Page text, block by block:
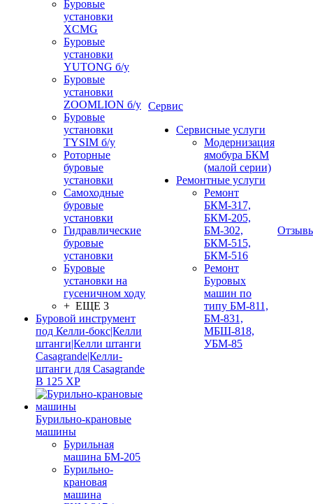
Буровые
установки
XCMG
Буровые
установки
YUTONG б/у
Буровые
установки
ZOOMLION б/у
Буровые
установки
TYSIM б/у
Роторные
буровые
установки
Самоходные
буровые
установки
Гидравлические
буровые
установки
Буровые
установки на
гусеничном ходу
+ ЕЩЕ 3
Буровой инструмент
под Келли-бокс|Келли
штанги|Келли штанги
Casagrande|Келли-
штанги для Casagrande
B 125 XP
Бурильно-крановые
машины
Бурильная
машина БМ-205
Бурильно-
крановая
машина
Сервис
Сервисные услуги
Модернизация
ямобура БКМ
(малой серии)
Ремонтные услуги
Ремонт
БКМ-317,
БКМ-205,
БМ-302,
БКМ-515,
БКМ-516
Ремонт
Буровых
машин по
типу БМ-811,
БМ-831,
МБШ-818,
УБМ-85